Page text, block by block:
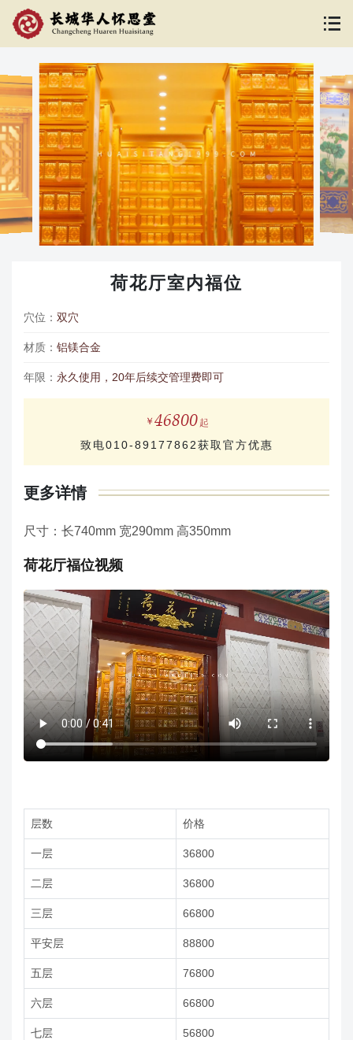
荷花厅室内福位
穴位： 双穴
材质： 铝镁合金
年限： 永久使用，20年后续交管理费即可
46800
致电010-89177862获取官方优惠
更多详情
尺寸：长740mm 宽290mm 高350mm
荷花厅福位视频
层数 价格
一层 36800
二层 36800
三层 66800
平安层 88800
五层 76800
六层 66800
七层 56800